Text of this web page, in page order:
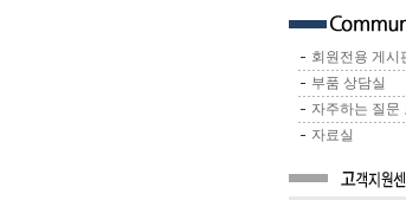
회원전용 게시
부품 상담실
자주하는 질문
자료실